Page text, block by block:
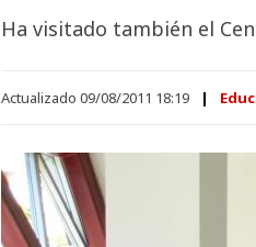
Ha visitado también el
Actualizado 09/08/2011 18:19